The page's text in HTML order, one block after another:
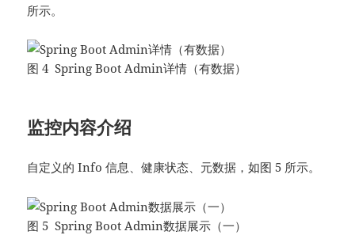
所示。
图 4 Spring Boot Admin详情（有数据）
监控内容介绍
自定义的 Info 信息、健康状态、元数据，如图 5 所示。
图 5 Spring Boot Admin数据展示（一）